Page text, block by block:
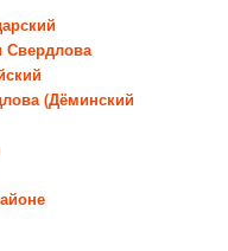
Свердлова
(Дёминский